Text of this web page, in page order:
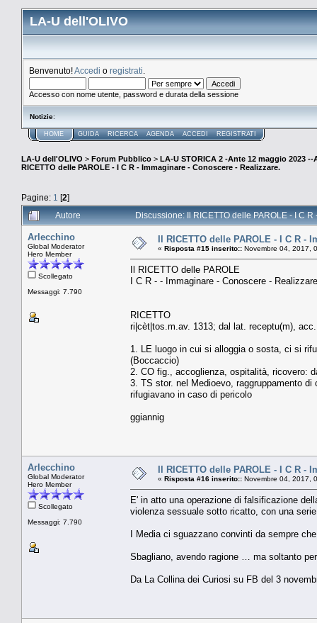
LA-U dell'OLIVO
Benvenuto!Accedi o registrati
Accesso con nome utente, password e durata della sessione
Notizie:
HOME GUIDA RICERCA AGENDA ACCEDI REGISTRATI
LA-U dell'OLIVO > Forum Pubblico > LA-U STORICA 2 -Ante 12 maggio 2023 --
RICETTO delle PAROLE - I C R - Immaginare - Conoscere - Realizzare.
Pagine: 1 [2]
Autore
Discussione: Il RICETTO delle PAROLE - I C
Arlecchino
Global Moderator
Hero Member
Scollegato
Messaggi: 7.790
Il RICETTO delle PAROLE - I C R -
« Risposta #15 inserito:: Novembre 04, 2017,
Il RICETTO delle PAROLE
I C R - - Immaginare - Conoscere -
RICETTO
ri|cèt|tos.m.av. 1313; dal lat. receptu(m),
1. LE luogo in cui si alloggia o sosta, ci si
(Boccaccio)
2. CO fig., accoglienza, ospitalità, ricovero:
3. TS stor. nel Medioevo, raggruppamento
rifugiavano in caso di pericolo
ggiannig
Arlecchino
Global Moderator
Hero Member
Scollegato
Messaggi: 7.790
Il RICETTO delle PAROLE - I C R -
« Risposta #16 inserito:: Novembre 04, 2017,
E' in atto una operazione di falsificazione
violenza sessuale sotto ricatto, con una
I Media ci sguazzano convinti da sempre
Sbagliano, avendo ragione … ma soltanto
Da La Collina dei Curiosi su FB del 3